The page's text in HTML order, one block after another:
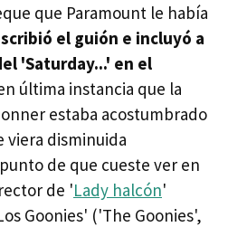
que Paramount le había
el guión e incluyó a
'Saturday...' en el
última instancia que la
estaba acostumbrado
viera disminuida
de que cueste ver en
de 'Lady halcón'
Goonies' ('The Goonies',